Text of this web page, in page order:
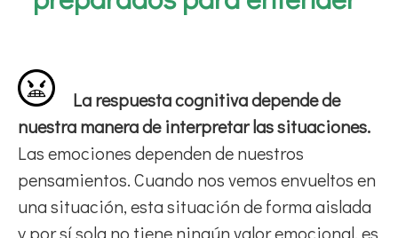
La respuesta cognitiva depende de
nuestra manera de interpretar las situaciones.
Las emociones dependen de nuestros
pensamientos. Cuando nos vemos envueltos en
una situación, esta situación de forma aislada
y por sí sola no tiene ningún valor emocional, es